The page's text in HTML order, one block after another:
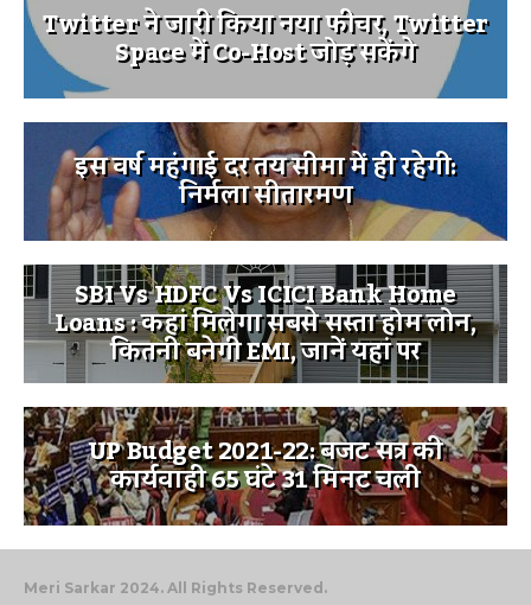
Twitter ने जारी किया नया फीचर, Twitter
Space में Co-Host जोड़ सकेंगे
इस वर्ष महंगाई दर तय सीमा में ही रहेगी:
निर्मला सीतारमण
SBI Vs HDFC Vs ICICI Bank Home
Loans : कहां मिलेगा सबसे सस्ता होम लोन,
कितनी बनेगी EMI, जानें यहां पर
UP Budget 2021-22: बजट सत्र की
कार्यवाही 65 घंटे 31 मिनट चली
Meri Sarkar 2024. All Rights Reserved.